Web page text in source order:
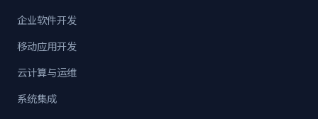
企业软件开发
移动应用开发
云计算与运维
系统集成